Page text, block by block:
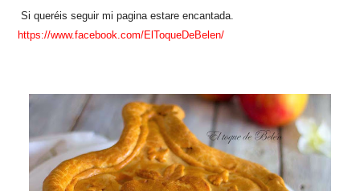
Si queréis seguir mi pagina estare encantada.
https://www.facebook.com/ElToqueDeBelen/